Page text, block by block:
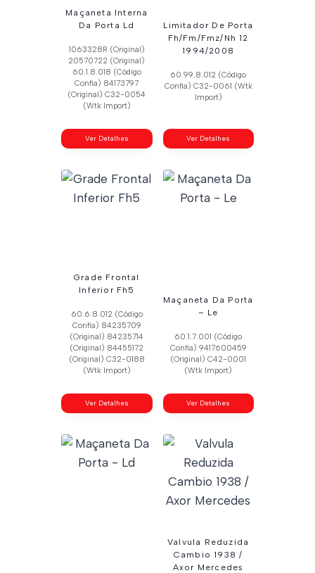
Maçaneta Interna
Da Porta Ld
1063328R (Original)
20570722 (Original)
60.1.8.018 (Código
Confia) 84173797
(Original) C32-0054
(Wtk Import)
Ver Detalhes
Limitador De Porta
Fh/Fm/Fmz/Nh 12
1994/2008
60.99.8.012 (Código
Confia) C32-0061 (Wtk
Import)
Ver Detalhes
Grade Frontal
Inferior Fh5
60.6.8.012 (Código
Confia) 84235709
(Original) 84235714
(Original) 84455172
(Original) C32-0188
(Wtk Import)
Ver Detalhes
Maçaneta Da Porta
– Le
60.1.7.001 (Código
Confia) 9417600459
(Original) C42-0001
(Wtk Import)
Ver Detalhes
Valvula Reduzida
Cambio 1938 /
Axor Mercedes